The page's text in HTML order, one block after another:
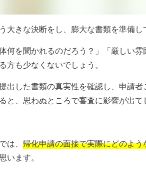
大きな決断をし、膨大な書類を準備
体何を聞かれるのだろう？」「厳しい
方も少なくないでしょう。
出した書類の真実性を確認し、申請
と、思わぬところで審査に影響が出て
は、 帰化申請の面接で実際にどのよ
います。